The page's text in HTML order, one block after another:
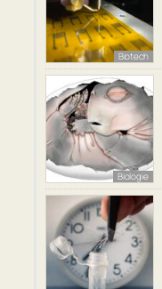
Biotech
Biologie